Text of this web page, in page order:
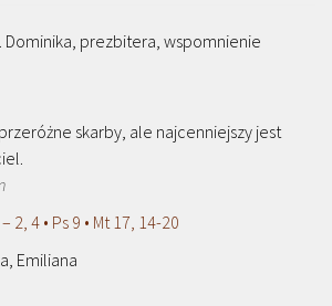
Dominika, prezbitera, wspomnienie
skarby, ale najcenniejszy jest
2, 4 • Ps 9 • Mt 17, 14-20
Emiliana